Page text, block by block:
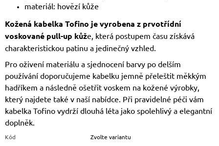
materiál: hovězí kůže
Kožená kabelka Tofino je vyrobena z prvotřídní
voskované pull-up kůže, která postupem času získává
charakteristickou patinu a jedinečný vzhled.
Pro oživení materiálu a sjednocení barvy po delším
používání doporučujeme kabelku jemně přeleštit měkkým
hadříkem a následně ošetřit voskem na kožené výrobky,
který najdete také v naší nabídce. Při pravidelné péči vám
kabelka Tofino vydrží dlouhá léta jako spolehlivý a elegantní
doplněk.
Kód
Zvolte variantu